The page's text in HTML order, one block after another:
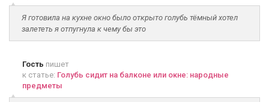
Я готовила на кухне окно было открыто голубь тёмный хотел
залететь я отпугнула к чему бы это
Гость пишет
к статье: Голубь сидит на балконе или окне: народные
предметы